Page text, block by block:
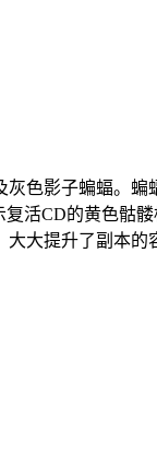
色影子蝙蝠。
活CD的黄色
大提升了副本的